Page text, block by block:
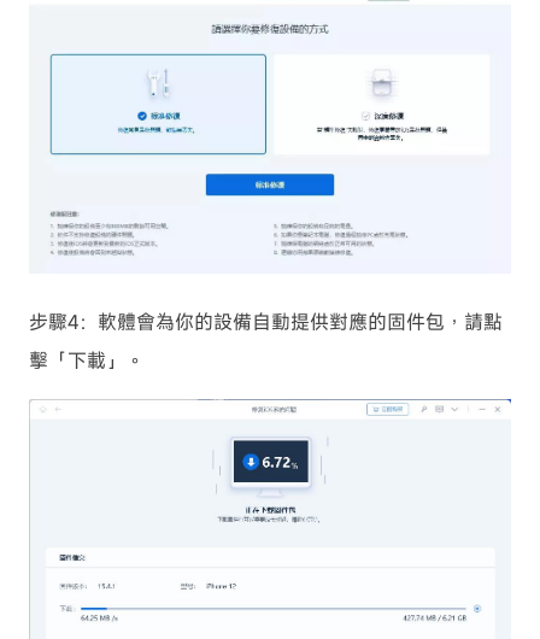
步驟4：軟體會為你的設備自動提供對應的固件包，請點
擊「下載」。